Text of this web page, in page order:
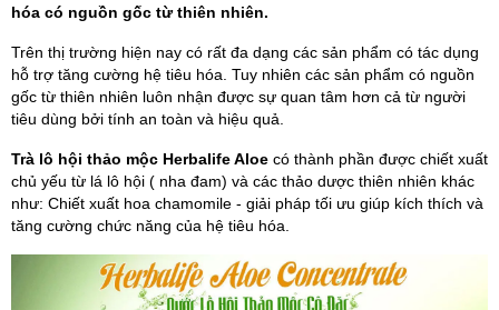
hóa có nguồn gốc từ thiên nhiên.
Trên thị trường hiện nay có rất đa dạng các sản phẩm có tác dụng
hỗ trợ tăng cường hệ tiêu hóa. Tuy nhiên các sản phẩm có nguồn
gốc từ thiên nhiên luôn nhận được sự quan tâm hơn cả từ người
tiêu dùng bởi tính an toàn và hiệu quả.
Trà lô hội thảo mộc Herbalife Aloe có thành phần được chiết xuất
chủ yếu từ lá lô hội ( nha đam) và các thảo dược thiên nhiên khác
như: Chiết xuất hoa chamomile - giải pháp tối ưu giúp kích thích và
tăng cường chức năng của hệ tiêu hóa.